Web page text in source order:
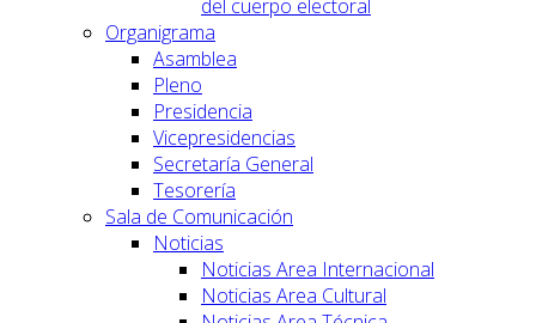
del cuerpo electoral
Organigrama
Asamblea
Pleno
Presidencia
Vicepresidencias
Secretaría General
Tesorería
Sala de Comunicación
Noticias
Noticias Area Internacional
Noticias Area Cultural